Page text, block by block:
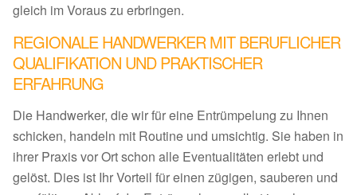
gleich im Voraus zu erbringen.
REGIONALE HANDWERKER MIT BERUFLICHER
QUALIFIKATION UND PRAKTISCHER
ERFAHRUNG
Die Handwerker, die wir für eine Entrümpelung zu Ihnen
schicken, handeln mit Routine und umsichtig. Sie haben in
ihrer Praxis vor Ort schon alle Eventualitäten erlebt und
gelöst. Dies ist Ihr Vorteil für einen zügigen, sauberen und